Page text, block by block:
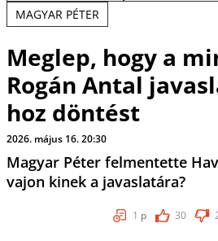
MAGYAR PÉTER
Meglep, hogy a
Rogán Antal
hoz döntést
2026. május 16. 20:30
Magyar Péter felmentette
vajon kinek a javaslatára?
1 p 30